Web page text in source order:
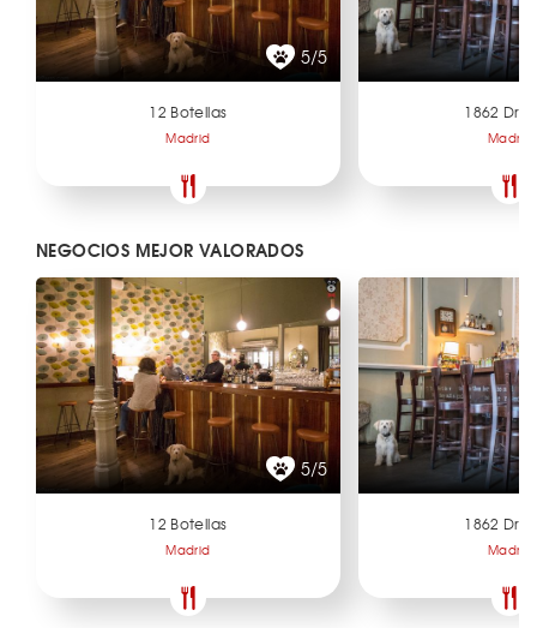
5/5
12 Botellas
Madrid
1862 Dry
Madrid
NEGOCIOS MEJOR VALORADOS
5/5
12 Botellas
Madrid
1862 Dry
Madrid